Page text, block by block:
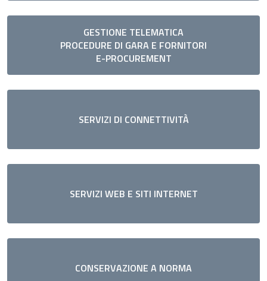
GESTIONE TELEMATICA
PROCEDURE DI GARA E FORNITORI
E-PROCUREMENT
SERVIZI DI CONNETTIVITÀ
SERVIZI WEB E SITI INTERNET
CONSERVAZIONE A NORMA